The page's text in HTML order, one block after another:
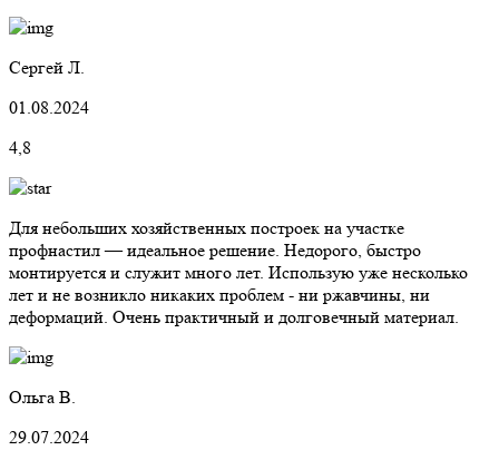
Сергей Л.
01.08.2024
4,8
Для небольших хозяйственных построек на участке
профнастил — идеальное решение. Недорого, быстро
монтируется и служит много лет. Использую уже несколько
лет и не возникло никаких проблем - ни ржавчины, ни
деформаций. Очень практичный и долговечный материал.
Ольга В.
29.07.2024